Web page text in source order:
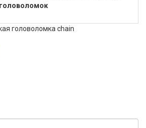
головоломка chain